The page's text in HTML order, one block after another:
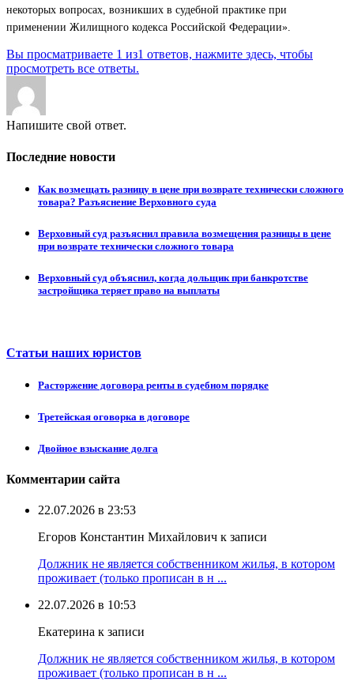
некоторых вопросах, возникших в судебной практике при
применении Жилищного кодекса Российской Федерации».
Вы просматриваете 1 из1 ответов, нажмите здесь, чтобы
просмотреть все ответы.
Напишите свой ответ.
Последние новости
Как возмещать разницу в цене при возврате технически сложного
товара? Разъяснение Верховного суда
Верховный суд разъяснил правила возмещения разницы в цене
при возврате технически сложного товара
Верховный суд объяснил, когда дольщик при банкротстве
застройщика теряет право на выплаты
Статьи наших юристов
Расторжение договора ренты в судебном порядке
Третейская оговорка в договоре
Двойное взыскание долга
Комментарии сайта
22.07.2026 в 23:53
Егоров Константин Михайлович к записи
Должник не является собственником жилья, в котором
проживает (только прописан в н ...
22.07.2026 в 10:53
Екатерина к записи
Должник не является собственником жилья, в котором
проживает (только прописан в н ...